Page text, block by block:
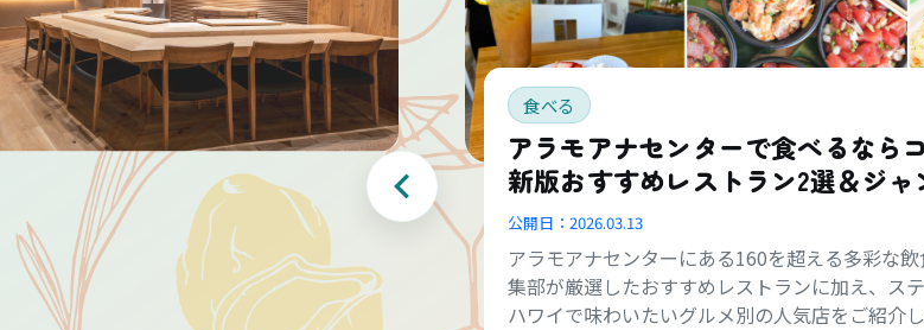
食べる
アラモアナセンターで食べるなら
新版おすすめレストラン2選＆ジャ
公開日： 2026.03.13
アラモアナセンターにある160を超える多彩な
集部が厳選したおすすめレストランに加え、ス
ハワイで味わいたいグルメ別の人気店をご紹介し